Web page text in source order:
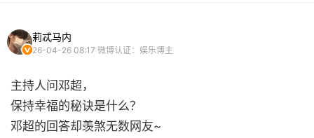
莉忒马内
26-04-26 08:17 微博认证：娱乐博主
主持人问邓超，
保持幸福的秘诀是什么？
邓超的回答却羡煞无数网友~